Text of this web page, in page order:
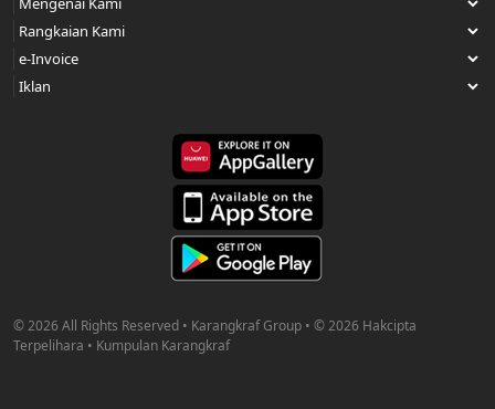
© 2026 All Rights Reserved • Karangkraf Group • © 2026 Hakcipta
Terpelihara • Kumpulan Karangkraf